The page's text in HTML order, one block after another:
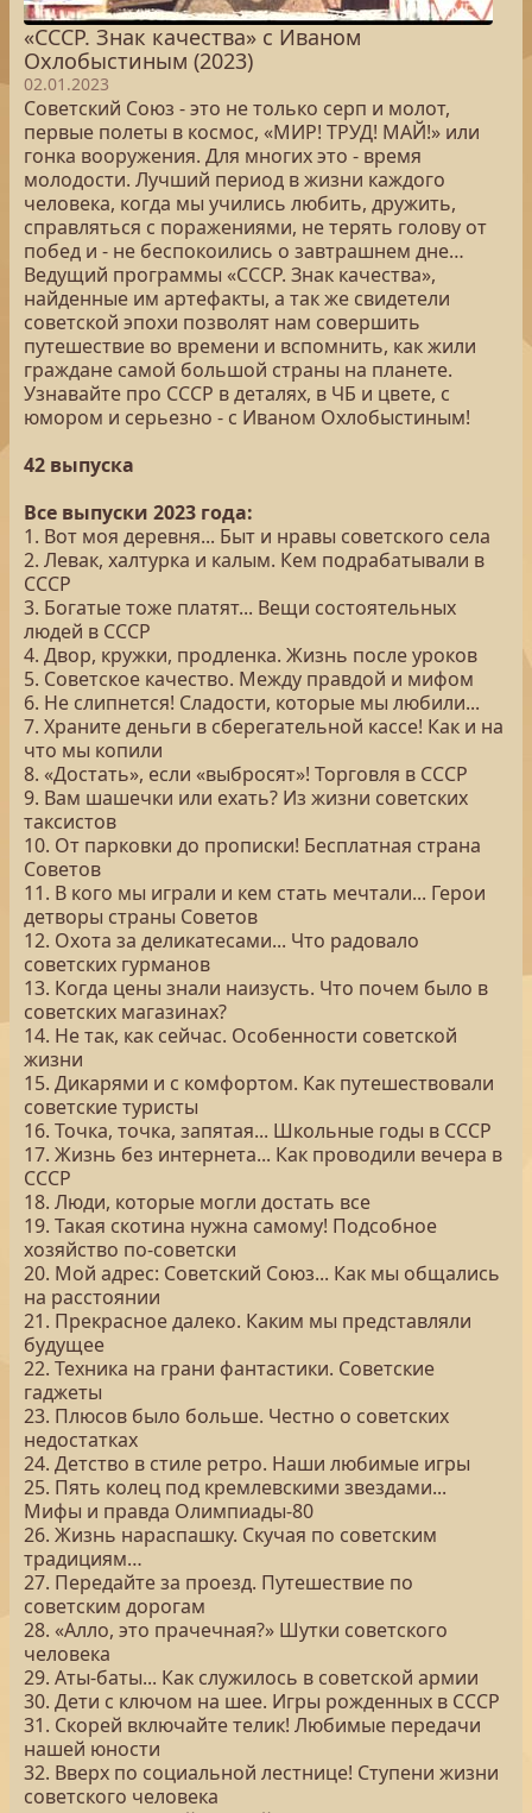
«СССР. Знак качества» с Иваном
Охлобыстиным (2023)
02.01.2023
Советский Союз - это не только серп и молот,
первые полеты в космос, «МИР! ТРУД! МАЙ!» или
гонка вооружения. Для многих это - время
молодости. Лучший период в жизни каждого
человека, когда мы учились любить, дружить,
справляться с поражениями, не терять голову от
побед и - не беспокоились о завтрашнем дне…
Ведущий программы «СССР. Знак качества»,
найденные им артефакты, а так же свидетели
советской эпохи позволят нам совершить
путешествие во времени и вспомнить, как жили
граждане самой большой страны на планете.
Узнавайте про СССР в деталях, в ЧБ и цвете, с
юмором и серьезно - с Иваном Охлобыстиным!
42 выпуска
Все выпуски 2023 года:
1. Вот моя деревня... Быт и нравы советского села
2. Левак, халтурка и калым. Кем подрабатывали в
СССР
3. Богатые тоже платят... Вещи состоятельных
людей в СССР
4. Двор, кружки, продленка. Жизнь после уроков
5. Советское качество. Между правдой и мифом
6. Не слипнется! Сладости, которые мы любили...
7. Храните деньги в сберегательной кассе! Как и на
что мы копили
8. «Достать», если «выбросят»! Торговля в СССР
9. Вам шашечки или ехать? Из жизни советских
таксистов
10. От парковки до прописки! Бесплатная страна
Советов
11. В кого мы играли и кем стать мечтали... Герои
детворы страны Советов
12. Охота за деликатесами... Что радовало
советских гурманов
13. Когда цены знали наизусть. Что почем было в
советских магазинах?
14. Не так, как сейчас. Особенности советской
жизни
15. Дикарями и с комфортом. Как путешествовали
советские туристы
16. Точка, точка, запятая... Школьные годы в СССР
17. Жизнь без интернета... Как проводили вечера в
СССР
18. Люди, которые могли достать все
19. Такая скотина нужна самому! Подсобное
хозяйство по-советски
20. Мой адрес: Советский Союз... Как мы общались
на расстоянии
21. Прекрасное далеко. Каким мы представляли
будущее
22. Техника на грани фантастики. Советские
гаджеты
23. Плюсов было больше. Честно о советских
недостатках
24. Детство в стиле ретро. Наши любимые игры
25. Пять колец под кремлевскими звездами...
Мифы и правда Олимпиады-80
26. Жизнь нараспашку. Скучая по советским
традициям…
27. Передайте за проезд. Путешествие по
советским дорогам
28. «Алло, это прачечная?» Шутки советского
человека
29. Аты-баты... Как служилось в советской армии
30. Дети с ключом на шее. Игры рожденных в СССР
31. Скорей включайте телик! Любимые передачи
нашей юности
32. Вверх по социальной лестнице! Ступени жизни
советского человека